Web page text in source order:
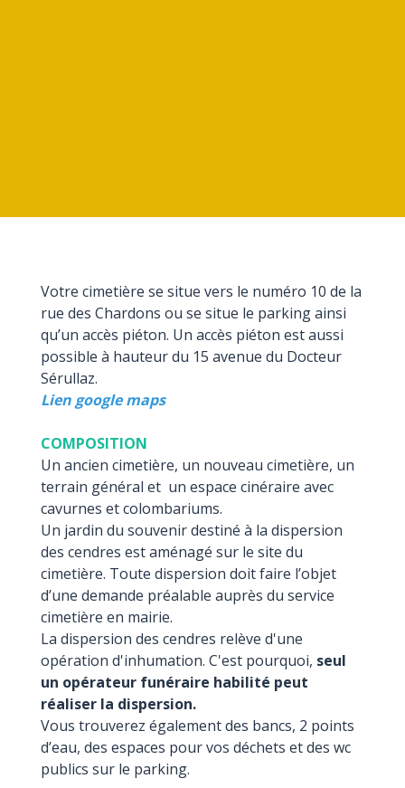
Votre cimetière se situe vers le numéro 10 de la
rue des Chardons ou se situe le parking ainsi
qu’un accès piéton. Un accès piéton est aussi
possible à hauteur du 15 avenue du Docteur
Sérullaz.
Lien google maps
COMPOSITION
Un ancien cimetière, un nouveau cimetière, un
terrain général et un espace cinéraire avec
cavurnes et colombariums.
Un jardin du souvenir destiné à la dispersion
des cendres est aménagé sur le site du
cimetière. Toute dispersion doit faire l’objet
d’une demande préalable auprès du service
cimetière en mairie.
La dispersion des cendres relève d'une
opération d'inhumation. C'est pourquoi, seul
un opérateur funéraire habilité peut
réaliser la dispersion.
Vous trouverez également des bancs, 2 points
d’eau, des espaces pour vos déchets et des wc
publics sur le parking.